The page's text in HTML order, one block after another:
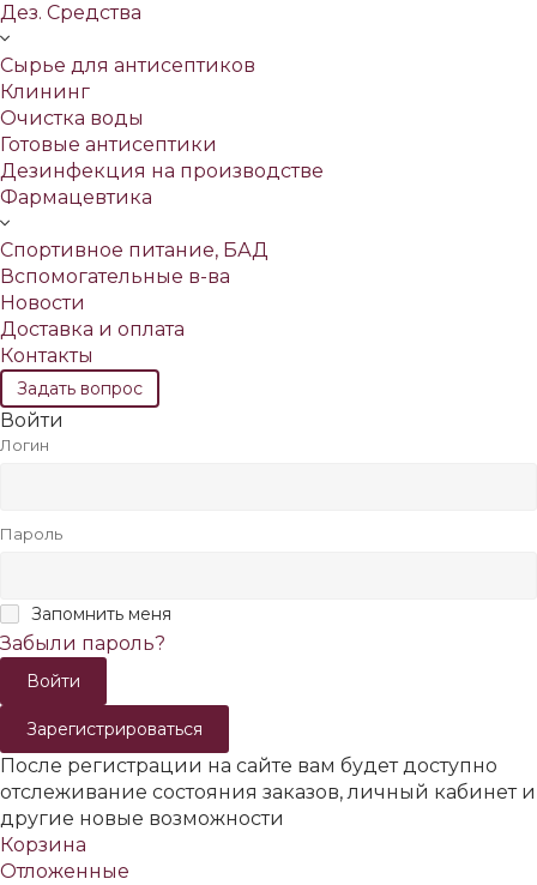
Дез. Средства
Сырье для антисептиков
Клининг
Очистка воды
Готовые антисептики
Дезинфекция на производстве
Фармацевтика
Спортивное питание, БАД
Вспомогательные в-ва
Новости
Доставка и оплата
Контакты
Задать вопрос
Войти
Логин
Пароль
Запомнить меня
Забыли пароль?
Зарегистрироваться
После регистрации на сайте вам будет доступно
отслеживание состояния заказов, личный кабинет и
другие новые возможности
Корзина
Отложенные